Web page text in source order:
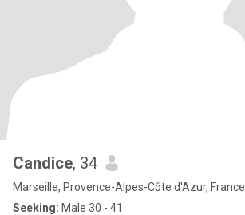
Candice, 34
Marseille, Provence-Alpes-Côte d'Azur, France
Seeking: Male 30 - 41